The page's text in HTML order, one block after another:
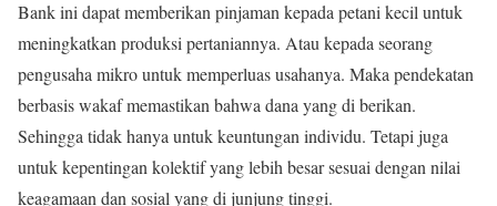
Bank ini dapat memberikan pinjaman kepada petani kecil untuk
meningkatkan produksi pertaniannya. Atau kepada seorang
pengusaha mikro untuk memperluas usahanya. Maka pendekatan
berbasis wakaf memastikan bahwa dana yang di berikan.
Sehingga tidak hanya untuk keuntungan individu. Tetapi juga
untuk kepentingan kolektif yang lebih besar sesuai dengan nilai
keagamaan dan sosial yang di junjung tinggi.